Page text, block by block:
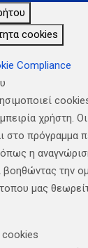
cookies
Compliance
χρήστη.
στο πρόγραμμα
η
την
μας
cookies